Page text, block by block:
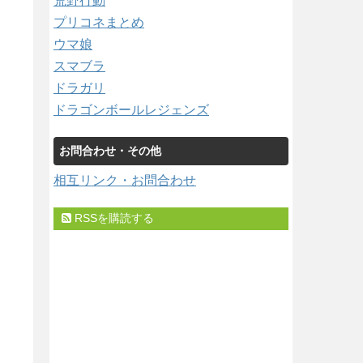
プリコネまとめ
ウマ娘
スマブラ
ドラガリ
ドラゴンボールレジェンズ
お問合わせ・その他
相互リンク・お問合わせ
RSSを購読する